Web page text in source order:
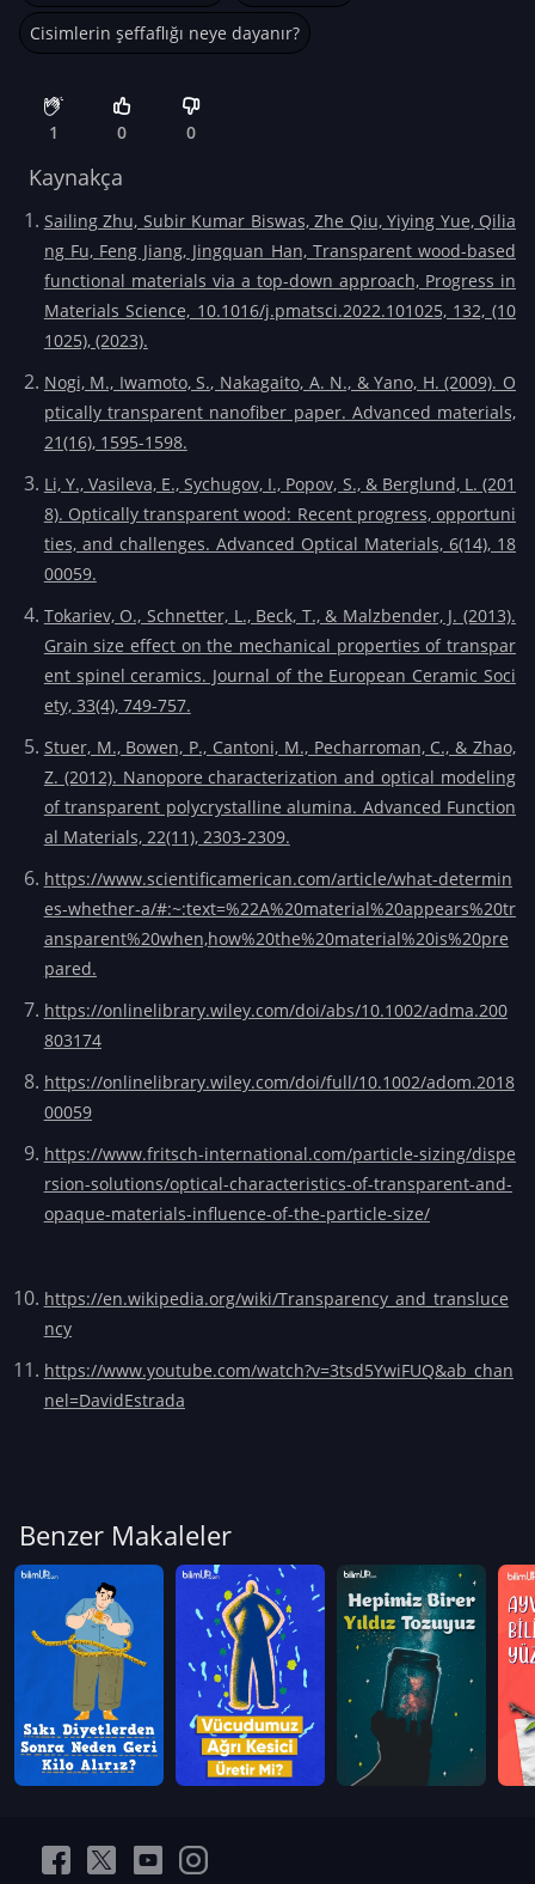
Cisimlerin şeffaflığı neye dayanır?
1 0 0
Kaynakça
Sailing Zhu, Subir Kumar Biswas, Zhe Qiu, Yiying Yue, Qilia
ng Fu, Feng Jiang, Jingquan Han, Transparent wood-based
functional materials via a top-down approach, Progress in
Materials Science, 10.1016/j.pmatsci.2022.101025, 132, (10
1025), (2023).
Nogi, M., Iwamoto, S., Nakagaito, A. N., & Yano, H. (2009). O
ptically transparent nanofiber paper. Advanced materials,
21(16), 1595-1598.
Li, Y., Vasileva, E., Sychugov, I., Popov, S., & Berglund, L. (201
8). Optically transparent wood: Recent progress, opportuni
ties, and challenges. Advanced Optical Materials, 6(14), 18
00059.
Tokariev, O., Schnetter, L., Beck, T., & Malzbender, J. (2013).
Grain size effect on the mechanical properties of transpar
ent spinel ceramics. Journal of the European Ceramic Soci
ety, 33(4), 749-757.
Stuer, M., Bowen, P., Cantoni, M., Pecharroman, C., & Zhao,
Z. (2012). Nanopore characterization and optical modeling
of transparent polycrystalline alumina. Advanced Function
al Materials, 22(11), 2303-2309.
https://www.scientificamerican.com/article/what-determin
es-whether-a/#:~:text=%22A%20material%20appears%20tr
ansparent%20when,how%20the%20material%20is%20pre
pared.
https://onlinelibrary.wiley.com/doi/abs/10.1002/adma.200
803174
https://onlinelibrary.wiley.com/doi/full/10.1002/adom.2018
00059
https://www.fritsch-international.com/particle-sizing/dispe
rsion-solutions/optical-characteristics-of-transparent-and-
opaque-materials-influence-of-the-particle-size/
https://en.wikipedia.org/wiki/Transparency_and_transluce
ncy
https://www.youtube.com/watch?v=3tsd5YwiFUQ&ab_chan
nel=DavidEstrada
Benzer Makaleler